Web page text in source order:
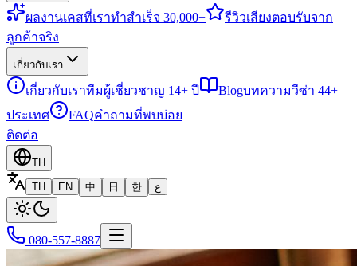
ผลงานเคสที่เราทำสำเร็จ 30,000+ รีวิวเสียงตอบรับจาก
ลูกค้าจริง
เกี่ยวกับเรา
เกี่ยวกับเราทีมผู้เชี่ยวชาญ 14+ ปี Blogบทความวีซ่า 44+
ประเทศ
FAQคำถามที่พบบ่อย
ติดต่อ
TH
TH
EN 中 日 한 ع
080-557-8887